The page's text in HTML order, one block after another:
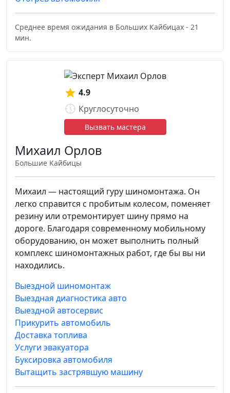
Среднее время ожидания в Больших Кайбицах - 21
мин.
4.9
Круглосуточно
Вызвать мастера
Михаил Орлов
Большие Кайбицы
Михаил — настоящий гуру шиномонтажа. Он
легко справится с пробитым колесом, поменяет
резину или отремонтирует шину прямо на
дороге. Благодаря современному мобильному
оборудованию, он может выполнить полный
комплекс шиномонтажных работ, где бы вы ни
находились.
Выездной шиномонтаж
Выездная диагностика авто
Выездной автосервис
Прикурить автомобиль
Доставка топлива
Услуги эвакуатора
Буксировка автомобиля
Вытащить застрявшую машину